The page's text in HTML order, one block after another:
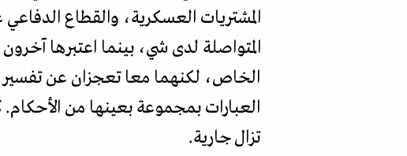
المشتريات العسكرية، والقطاع
المتواصلة لدى شي، بينما اعتبرها آخرون
الخاص، لكنهما معا تعجزان عن تفسير
العبارات بمجموعة بعينها من
تزال جارية.